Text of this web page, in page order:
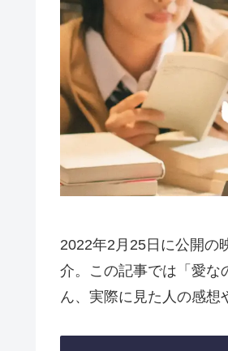
2022年2月25日に公開の
介。この記事では「愛な
ん、実際に見た人の感想